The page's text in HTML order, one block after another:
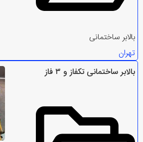
بالابر ساختمانی
تهران
بالابر ساختمانی تکفاز و ۳ فاز